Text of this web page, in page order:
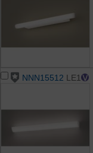
NNN15512 LE1